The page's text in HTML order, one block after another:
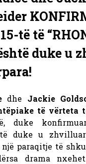
të të
duke u
dhe Jackie
të vërteta
duke
duke u
paraqitje të
drama